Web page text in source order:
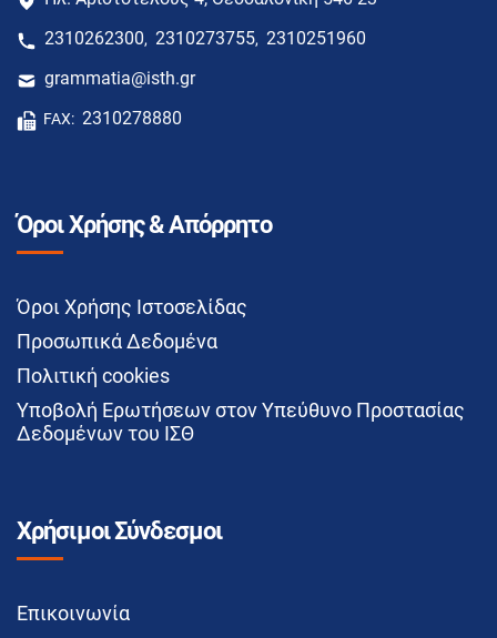
2310262300, 2310273755, 2310251960
grammatia@isth.gr
FAX: 2310278880
Όροι Χρήσης & Απόρρητο
Όροι Χρήσης Ιστοσελίδας
Προσωπικά Δεδομένα
Πολιτική cookies
Υποβολή Ερωτήσεων στον Υπεύθυνο Προστασίας
Δεδομένων του ΙΣΘ
Χρήσιμοι Σύνδεσμοι
Επικοινωνία